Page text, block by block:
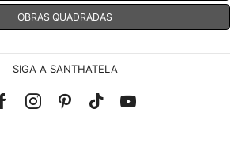
OBRAS QUADRADAS
SIGA A SANTHATELA
FacebookInstagramPinterest
Tik-Youtube